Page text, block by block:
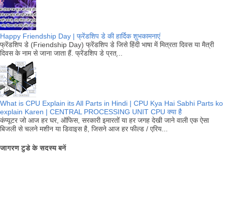
Happy Friendship Day | फ्रेंडशिप डे की हार्दिक शुभकामनाएं
फ्रेंडशिप डे (Friendship Day) फ्रेंडशिप डे जिसे हिंदी भाषा में मित्रता दिवस या मैत्री
दिवस के नाम से जाना जाता हैं. फ्रेंडशिप डे प्रत्...
What is CPU Explain its All Parts in Hindi | CPU Kya Hai Sabhi Parts ko
explain Karen | CENTRAL PROCESSING UNIT CPU क्या है
कंप्यूटर जो आज हर घर, ऑफिस, सरकारी इमारतों या हर जगह देखी जाने वाली एक ऐसा
बिजली से चलने मशीन या डिवाइस है, जिसने आज हर फील्ड / एरिय...
जागरण टुडे के सदस्य बनें